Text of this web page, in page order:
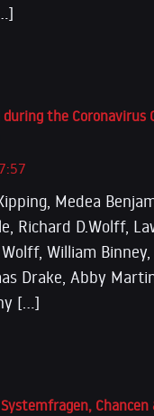
the Coronavirus
Medea
Richard D.Wolff,
William Binney,
Drake, Abby
[…]
Chancen